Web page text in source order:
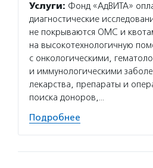
Услуги: Фонд «АдВИТА»
диагностические
не покрываются ОМС и
на высокотехнологичную
с онкологическими,
и иммунологическими
лекарства, препараты и
поиска доноров,…
Подробнее